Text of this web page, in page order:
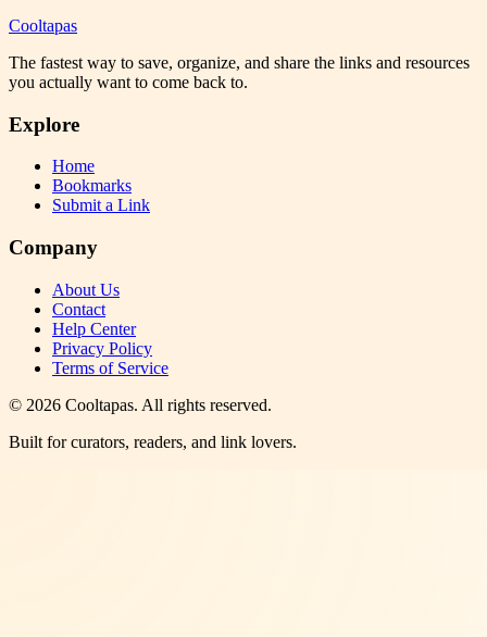
Cooltapas
The fastest way to save, organize, and share the links and resources
you actually want to come back to.
Explore
Home
Bookmarks
Submit a Link
Company
About Us
Contact
Help Center
Privacy Policy
Terms of Service
© 2026 Cooltapas. All rights reserved.
Built for curators, readers, and link lovers.